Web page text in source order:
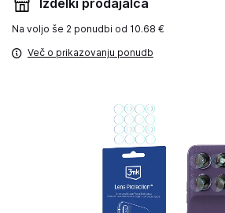
Izdelki prodajalca
Na voljo še 2 ponudbi od 10.68 €
Več o prikazovanju ponudb